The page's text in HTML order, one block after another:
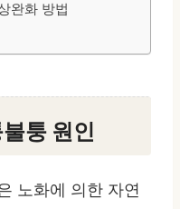
완화 방법
퉁 원인
노화에 의한 자연